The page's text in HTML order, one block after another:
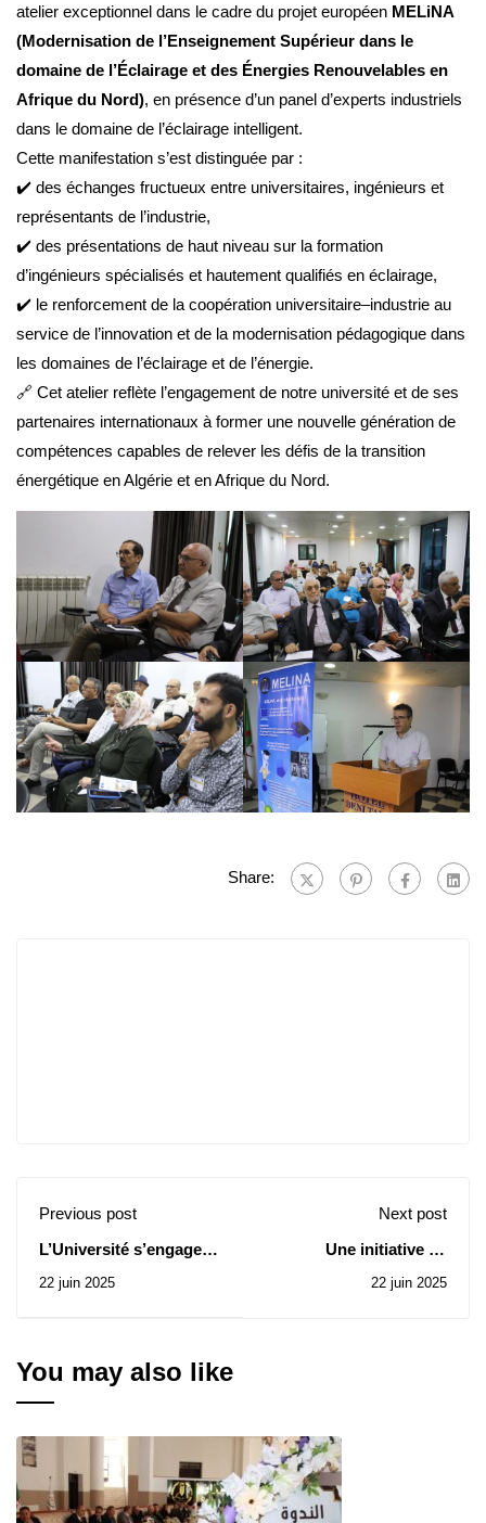
atelier exceptionnel dans le cadre du projet européen MELiNA
(Modernisation de l’Enseignement Supérieur dans le
domaine de l’Éclairage et des Énergies Renouvelables en
Afrique du Nord), en présence d’un panel d’experts industriels
dans le domaine de l’éclairage intelligent.
Cette manifestation s’est distinguée par :
✔️ des échanges fructueux entre universitaires, ingénieurs et
représentants de l’industrie,
✔️ des présentations de haut niveau sur la formation
d’ingénieurs spécialisés et hautement qualifiés en éclairage,
✔️ le renforcement de la coopération universitaire–industrie au
service de l’innovation et de la modernisation pédagogique dans
les domaines de l’éclairage et de l’énergie.
🔗 Cet atelier reflète l’engagement de notre université et de ses
partenaires internationaux à former une nouvelle génération de
compétences capables de relever les défis de la transition
énergétique en Algérie et en Afrique du Nord.
Share:
Previous post
L’Université s’engage à
étudiants innovants et à
22 juin 2025
Next post
Une initiative de
Bouziani Merahi mène
22 juin 2025
You may also like